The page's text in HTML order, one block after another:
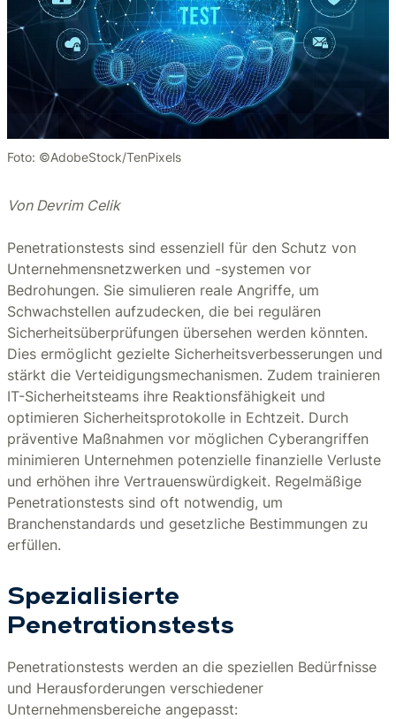
Foto: ©AdobeStock/TenPixels
Von Devrim Celik
Penetrationstests sind essenziell für den Schutz von
Unternehmensnetzwerken und -systemen vor
Bedrohungen. Sie simulieren reale Angriffe, um
Schwachstellen aufzudecken, die bei regulären
Sicherheitsüberprüfungen übersehen werden könnten.
Dies ermöglicht gezielte Sicherheitsverbesserungen und
stärkt die Verteidigungsmechanismen. Zudem trainieren
IT-Sicherheitsteams ihre Reaktionsfähigkeit und
optimieren Sicherheitsprotokolle in Echtzeit. Durch
präventive Maßnahmen vor möglichen Cyberangriffen
minimieren Unternehmen potenzielle finanzielle Verluste
und erhöhen ihre Vertrauenswürdigkeit. Regelmäßige
Penetrationstests sind oft notwendig, um
Branchenstandards und gesetzliche Bestimmungen zu
erfüllen.
Spezialisierte
Penetrationstests
Penetrationstests werden an die speziellen Bedürfnisse
und Herausforderungen verschiedener
Unternehmensbereiche angepasst: